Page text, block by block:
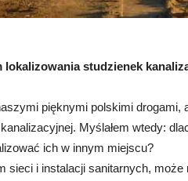
studzienek
pięknymi polskimi drogami,
Myślałem wtedy:
ich w innym miejscu?
sieci i instalacji sanitarnych,